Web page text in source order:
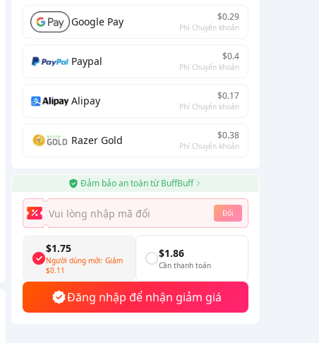
Google Pay $0.29
Phí Chuyển khoản
Paypal $0.4
Phí Chuyển khoản
Alipay $0.17
Phí Chuyển khoản
Razer Gold $0.38
Phí Chuyển khoản
Đảm bảo an toàn từ BuffBuff
Đổi
$1.75
Người dùng mới: Giảm
$0.11
$1.86
Cần thanh toán
Đăng nhập để nhận giảm giá